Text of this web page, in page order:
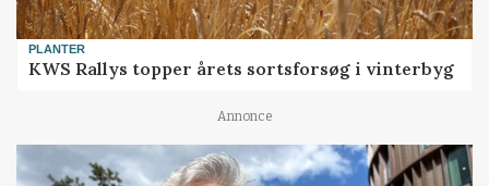
PLANTER
KWS Rallys topper årets sortsforsøg i vinterbyg
Annonce